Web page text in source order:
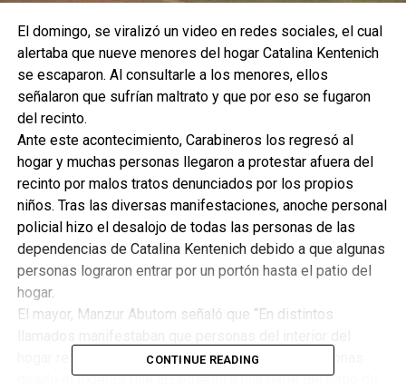
El domingo, se viralizó un video en redes sociales, el cual
alertaba que nueve menores del hogar Catalina Kentenich
se escaparon. Al consultarle a los menores, ellos
señalaron que sufrían maltrato y que por eso se fugaron
del recinto.
Ante este acontecimiento, Carabineros los regresó al
hogar y muchas personas llegaron a protestar afuera del
recinto por malos tratos denunciados por los propios
niños. Tras las diversas manifestaciones, anoche personal
policial hizo el desalojo de todas las personas de las
dependencias de Catalina Kentenich debido a que algunas
personas lograron entrar por un portón hasta el patio del
hogar.
El mayor, Manzur Abutom señaló que “En distintos
hogar requerían ayuda producto de que había personas
desde el exterior que accedieron a una parte del patio de
CONTINUE READING